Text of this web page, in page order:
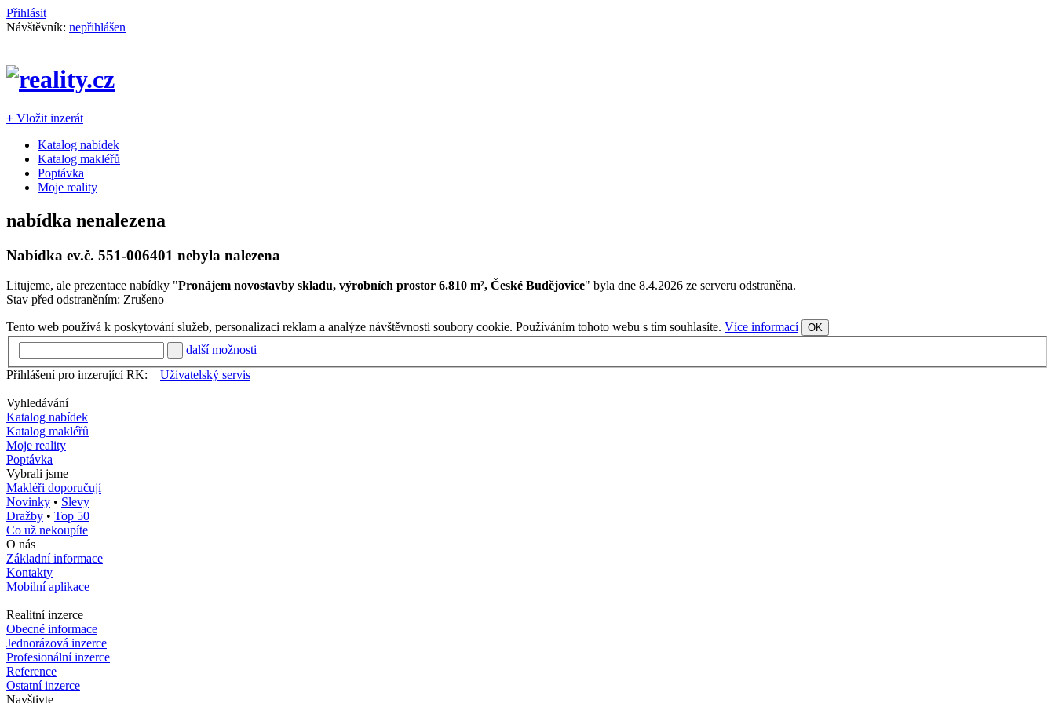
Přihlásit
Návštěvník: nepřihlášen
+ Vložit inzerát
Katalog nabídek
Katalog makléřů
Poptávka
Moje reality
nabídka nenalezena
Nabídka ev.č. 551-006401 nebyla nalezena
Litujeme, ale prezentace nabídky "Pronájem novostavby skladu, výrobních prostor 6.810 m², České Budějovice" byla dne 8.4.2026 ze serveru odstraněna.
Stav před odstraněním: Zrušeno
Tento web používá k poskytování služeb, personalizaci reklam a analýze návštěvnosti soubory cookie. Používáním tohoto webu s tím souhlasíte. Více informací OK
další možnosti
Přihlášení pro inzerující RK:
Uživatelský servis
Vyhledávání
Katalog nabídek
Katalog makléřů
Moje reality
Poptávka
Vybrali jsme
Makléři doporučují
Novinky • Slevy
Dražby • Top 50
Co už nekoupíte
O nás
Základní informace
Kontakty
Mobilní aplikace
Realitní inzerce
Obecné informace
Jednorázová inzerce
Profesionální inzerce
Reference
Ostatní inzerce
Navštivte